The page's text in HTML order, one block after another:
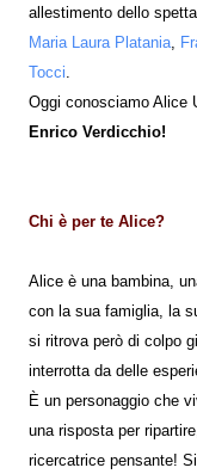
allestimento dello
Maria Laura Platania,
Tocci.
Oggi conosciamo Alice
Enrico Verdicchio!
Chi è per te Alice?
Alice è una bambina,
con la sua famiglia, la
si ritrova però di colpo
interrotta da delle
È un personaggio che
una risposta per
ricercatrice pensante!